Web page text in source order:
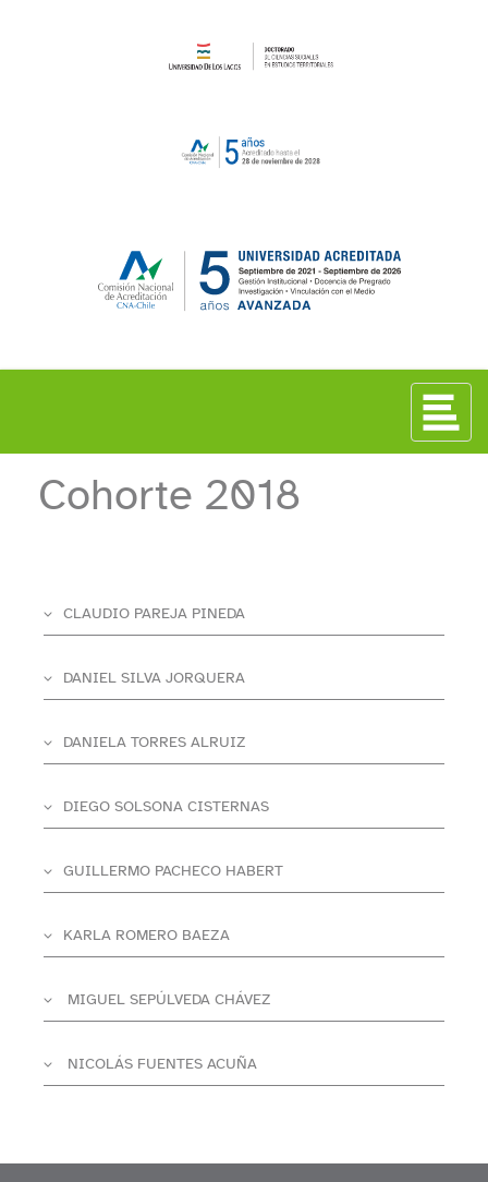
Cohorte 2018
CLAUDIO PAREJA PINEDA
DANIEL SILVA JORQUERA
DANIELA TORRES ALRUIZ
DIEGO SOLSONA CISTERNAS
GUILLERMO PACHECO HABERT
KARLA ROMERO BAEZA
MIGUEL SEPÚLVEDA CHÁVEZ
NICOLÁS FUENTES ACUÑA